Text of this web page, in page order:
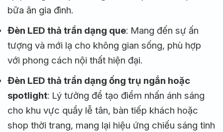
bữa ăn gia đình.
Đèn LED thả trần dạng que: Mang đến sự ấn
tượng và mới lạ cho không gian sống, phù hợp
với phong cách nội thất hiện đại.
Đèn LED thả trần dạng ống trụ ngắn hoặc
spotlight: Lý tưởng để tạo điểm nhấn ánh sáng
cho khu vực quầy lễ tân, bàn tiếp khách hoặc
shop thời trang, mang lại hiệu ứng chiếu sáng tinh